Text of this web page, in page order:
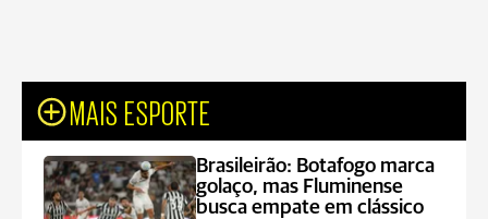
MAIS ESPORTE
Brasileirão: Botafogo marca
golaço, mas Fluminense
busca empate em clássico